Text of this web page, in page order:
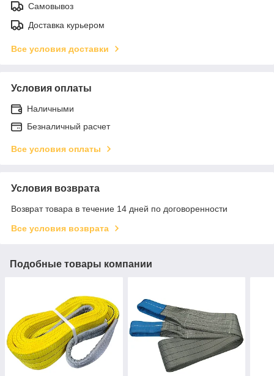
Самовывоз
Доставка курьером
Все условия доставки
Условия оплаты
Наличными
Безналичный расчет
Все условия оплаты
Условия возврата
Возврат товара в течение 14 дней по договоренности
Все условия возврата
Подобные товары компании